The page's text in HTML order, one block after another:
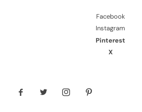
Facebook
Instagram
Pinterest
X